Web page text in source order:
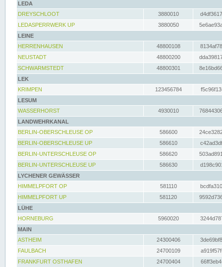
LEDA
DREYSCHLOOT
3880010
LEDASPERRWERK UP
3880050
LEINE
HERRENHAUSEN
48800108
NEUSTADT
48800200
SCHWARMSTEDT
48800301
LEK
KRIMPEN
123456784
LESUM
WASSERHORST
4930010
LANDWEHRKANAL
BERLIN-OBERSCHLEUSE OP
586600
BERLIN-OBERSCHLEUSE UP
586610
BERLIN-UNTERSCHLEUSE OP
586620
BERLIN-UNTERSCHLEUSE UP
586630
LYCHENER GEWÄSSER
HIMMELPFORT OP
581110
HIMMELPFORT UP
581120
LÜHE
HORNEBURG
5960020
MAIN
ASTHEIM
24300406
FAULBACH
24700109
FRANKFURT OSTHAFEN
24700404